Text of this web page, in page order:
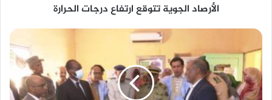
الأرصاد الجوية تتوقع ارتفاع درجات الحرارة